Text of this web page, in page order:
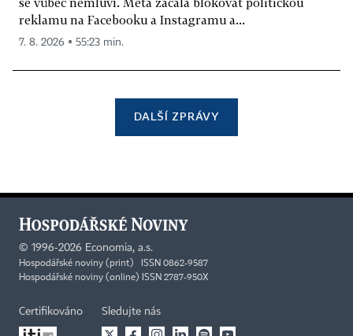
reklamu na Facebooku a Instagramu a...
7. 8. 2026 ▪ 55:23 min.
DALŠÍ ZPRÁVY
© 1996-2026 Economia, a.s.
Hospodářské noviny (print) ISSN 0862-9587
Hospodářské noviny (online) ISSN 2787-950X
Certifikováno Sledujte nás